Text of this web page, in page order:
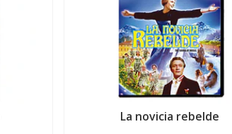
La novicia rebelde